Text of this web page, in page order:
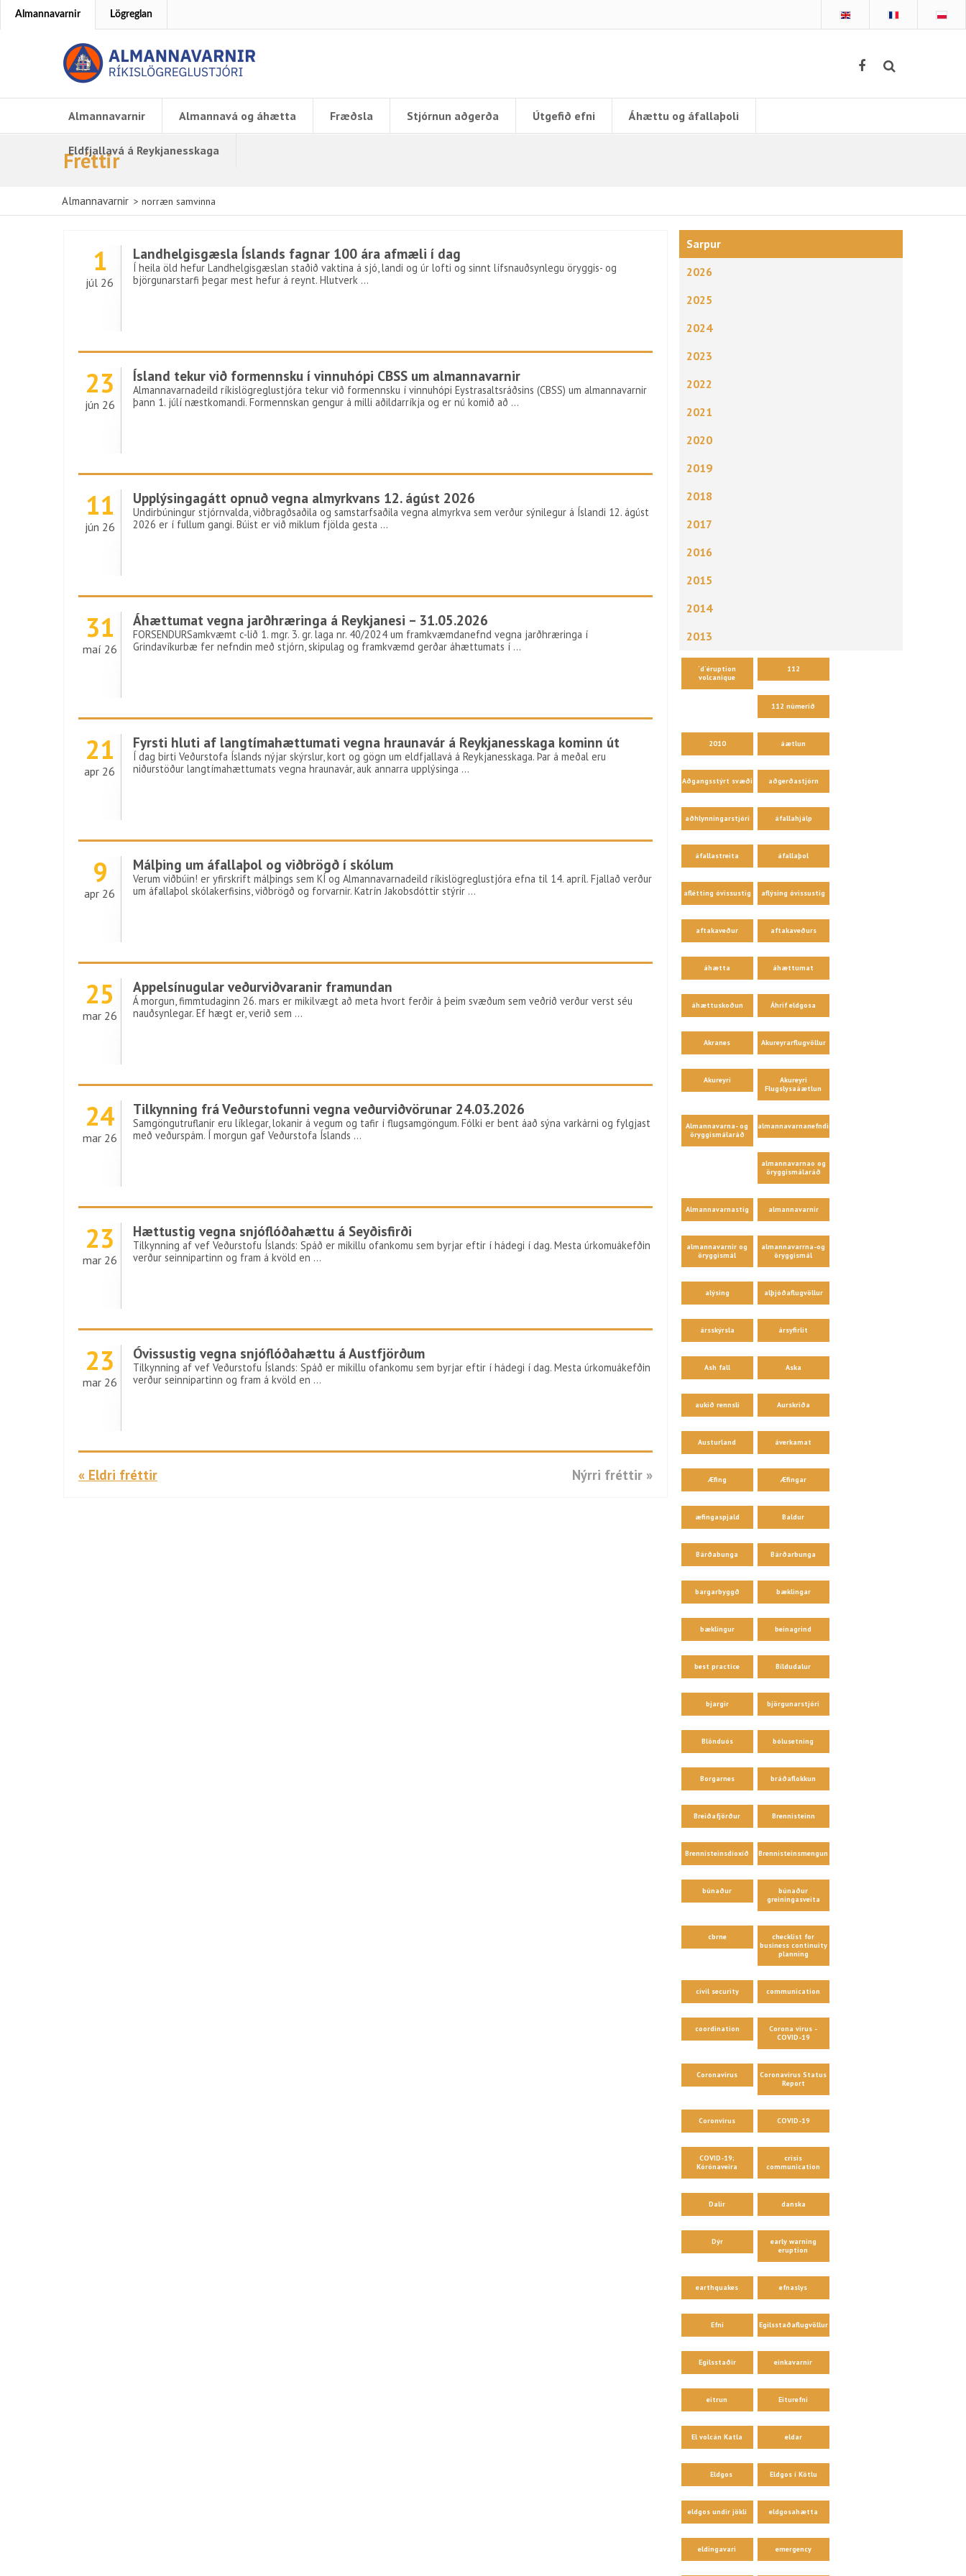
Almannavarnir Lögreglan
Almannavarnir Almannavá og áhætta Fræðsla Stjórnun aðgerða Útgefið efni Áhættu og áfallaþoli
Eldfjallavá á Reykjanesskaga
Fréttir
Almannavarnir > norræn samvinna
Sarpur
2026
2025
2024
2023
2022
2021
2020
2019
2018
2017
2016
2015
2014
2013
´d´éruption
volcanique
112
112 númerið
2010 áætlun
Aðgangsstýrt svæði aðgerðastjórn
aðhlynningarstjóri áfallahjálp
áfallastreita áfallaþol
aflétting óvissustig aflýsing óvissustig
aftakaveður aftakaveðurs
áhætta áhættumat
áhættuskoðun Áhrif eldgosa
Akranes Akureyrarflugvöllur
Akureyri
Akureyri
Flugslysaáætlun
Almannavarna- og
öryggismálaráð
almannavarnanefndir
almannavarnao og
öryggismálaráð
Almannavarnastig almannavarnir
almannavarnir og
öryggismál
almannavarrna-og
öryggismál
alýsing alþjóðaflugvöllur
ársskýrsla ársyfirlit
Ash fall Aska
aukið rennsli Aurskriða
Austurland áverkamat
Æfing Æfingar
æfingaspjald Baldur
Bárðabunga Bárðarbunga
bargarbyggð bæklingar
bæklingur beinagrind
best practice Bíldudalur
bjargir björgunarstjóri
Blönduós bólusetning
Borgarnes bráðaflokkun
Breiðafjörður Brennisteinn
Brennisteinsdíoxíð Brennisteinsmengun
búnaður
búnaður
greiningasveita
cbrne
checklist for
business continuity
planning
civil security communication
coordination
Corona virus -
COVID-19
Coronavirus
Coronavirus Status
Report
Coronvirus COVID-19
COVID-19;
Kórónaveira
crisis
communication
Dalir danska
Dýr
early warning
eruption
earthquakes efnaslys
Efni Egilsstaðaflugvöllur
Egilsstaðir einkavarnir
eitrun Eiturefni
El volcán Katla eldar
Eldgos Eldgos í Kötlu
eldgos undir jökli eldgosahætta
eldingavari emergency
1
júl 26
Landhelgisgæsla Íslands fagnar 100 ára afmæli í dag
Í heila öld hefur Landhelgisgæslan staðið vaktina á sjó, landi og úr lofti og sinnt lífsnauðsynlegu öryggis- og
björgunarstarfi þegar mest hefur á reynt. Hlutverk …
23
jún 26
Ísland tekur við formennsku í vinnuhópi CBSS um almannavarnir
Almannavarnadeild ríkislögreglustjóra tekur við formennsku í vinnuhópi Eystrasaltsráðsins (CBSS) um almannavarnir
þann 1. júlí næstkomandi. Formennskan gengur á milli aðildarríkja og er nú komið að …
11
jún 26
Upplýsingagátt opnuð vegna almyrkvans 12. ágúst 2026
Undirbúningur stjórnvalda, viðbragðsaðila og samstarfsaðila vegna almyrkva sem verður sýnilegur á Íslandi 12. ágúst
2026 er í fullum gangi. Búist er við miklum fjölda gesta …
31
maí 26
Áhættumat vegna jarðhræringa á Reykjanesi – 31.05.2026
FORSENDURSamkvæmt c-lið 1. mgr. 3. gr. laga nr. 40/2024 um framkvæmdanefnd vegna jarðhræringa í
Grindavíkurbæ fer nefndin með stjórn, skipulag og framkvæmd gerðar áhættumats í …
21
apr 26
Fyrsti hluti af langtímahættumati vegna hraunavár á Reykjanesskaga kominn út
Í dag birti Veðurstofa Íslands nýjar skýrslur, kort og gögn um eldfjallavá á Reykjanesskaga. Þar á meðal eru
niðurstöður langtímahættumats vegna hraunavár, auk annarra upplýsinga …
9
apr 26
Málþing um áfallaþol og viðbrögð í skólum
Verum viðbúin! er yfirskrift málþings sem KÍ og Almannavarnadeild ríkislögreglustjóra efna til 14. apríl. Fjallað verður
um áfallaþol skólakerfisins, viðbrögð og forvarnir. Katrín Jakobsdóttir stýrir …
25
mar 26
Appelsínugular veðurviðvaranir framundan
Á morgun, fimmtudaginn 26. mars er mikilvægt að meta hvort ferðir á þeim svæðum sem veðrið verður verst séu
nauðsynlegar. Ef hægt er, verið sem …
24
mar 26
Tilkynning frá Veðurstofunni vegna veðurviðvörunar 24.03.2026
Samgöngutruflanir eru líklegar, lokanir á vegum og tafir í flugsamgöngum. Fólki er bent áað sýna varkárni og fylgjast
með veðurspám. Í morgun gaf Veðurstofa Íslands …
23
mar 26
Hættustig vegna snjóflóðahættu á Seyðisfirði
Tilkynning af vef Veðurstofu Íslands: Spáð er mikillu ofankomu sem byrjar eftir í hádegi í dag. Mesta úrkomuákefðin
verður seinnipartinn og fram á kvöld en …
23
mar 26
Óvissustig vegna snjóflóðahættu á Austfjörðum
Tilkynning af vef Veðurstofu Íslands: Spáð er mikillu ofankomu sem byrjar eftir í hádegi í dag. Mesta úrkomuákefðin
verður seinnipartinn og fram á kvöld en …
« Eldri fréttir Nýrri fréttir »